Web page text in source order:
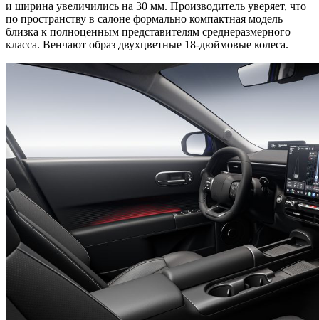
и ширина увеличились на 30 мм. Производитель уверяет, что
по пространству в салоне формально компактная модель
близка к полноценным представителям среднеразмерного
класса. Венчают образ двухцветные 18-дюймовые колеса.